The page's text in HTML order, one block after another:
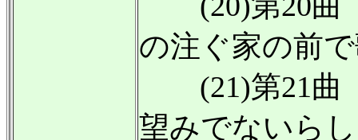
の注ぐ家の前
(21)第21曲
望みでないら